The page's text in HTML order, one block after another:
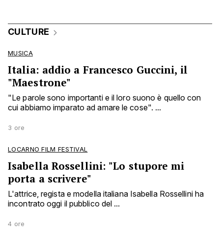
CULTURE
MUSICA
Italia: addio a Francesco Guccini, il
"Maestrone"
"Le parole sono importanti e il loro suono è quello con
cui abbiamo imparato ad amare le cose". ...
3 ore
LOCARNO FILM FESTIVAL
Isabella Rossellini: "Lo stupore mi
porta a scrivere"
L'attrice, regista e modella italiana Isabella Rossellini ha
incontrato oggi il pubblico del ...
4 ore